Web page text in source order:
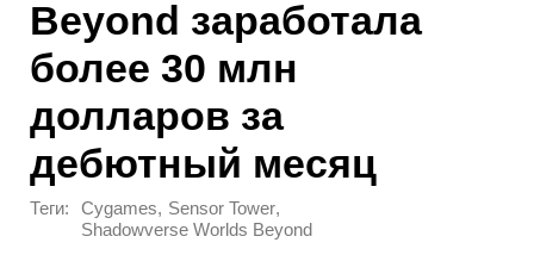
Beyond заработала
более 30 млн
долларов за
дебютный месяц
Теги: Cygames, Sensor Tower,
Shadowverse Worlds Beyond